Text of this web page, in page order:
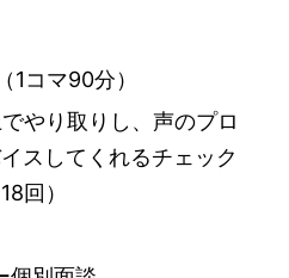
1コマ90分）
やり取りし、声のプロ
スしてくれるチェック
回）